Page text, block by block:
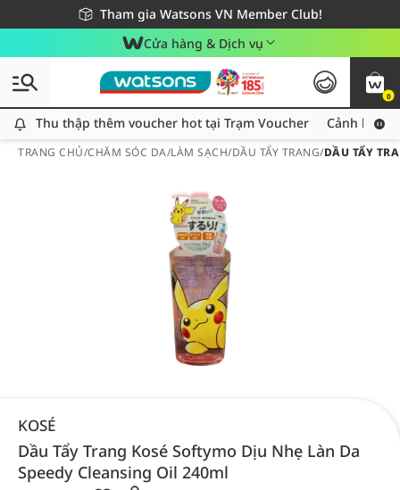
Tham gia Watsons VN Member Club!
Miễn phí giao hàng cho đơn hàng từ 249,000Đ
Giao hàng nhanh 24h - Áp dụng khu vực TP. Hồ Chí Minh
Cửa hàng & Dịch vụ
0
Thu thập thêm voucher hot tại Trạm Voucher
Thu thập thêm voucher hot tại Trạm Voucher Cảnh báo
TRANG CHỦ/CHĂM SÓC DA/LÀM SẠCH/DẦU TẨY TRANG/DẦU TẨY
KOSÉ
Dầu Tẩy Trang Kosé Softymo Dịu Nhẹ Làn Da
Speedy Cleansing Oil 240ml